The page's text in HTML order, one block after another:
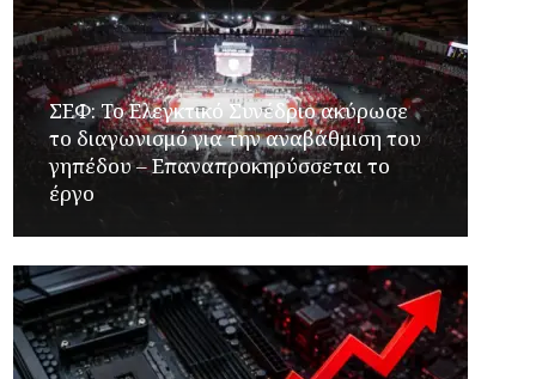
ΣΕΦ: Το Ελεγκτικό Συνέδριο ακύρωσε
το διαγωνισμό για την αναβάθμιση του
γηπέδου – Επαναπροκηρύσσεται το
έργο